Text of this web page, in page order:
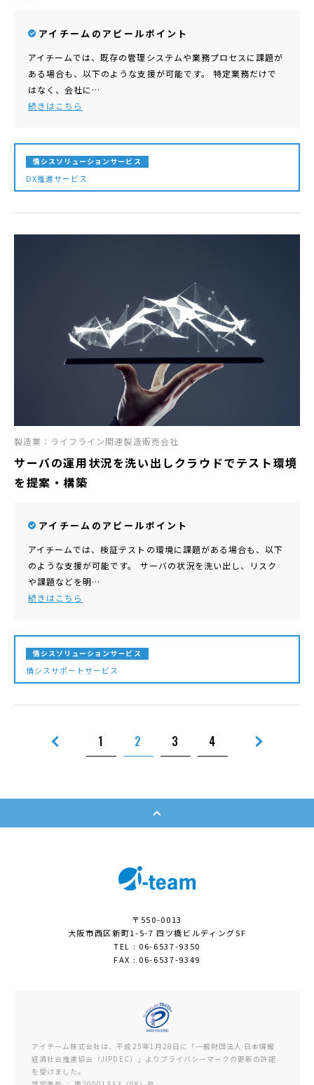
アイチームのアピールポイント
アイチームでは、既存の管理システムや業務プロセスに課題が
ある場合も、以下のような支援が可能です。 特定業務だけで
はなく、会社に…
続きはこちら
情シスソリューションサービス
DX推進サービス
製造業：ライフライン関連製造販売会社
サーバの運用状況を洗い出しクラウドでテスト環境
を提案・構築
アイチームのアピールポイント
アイチームでは、検証テストの環境に課題がある場合も、以下
のような支援が可能です。 サーバの状況を洗い出し、リスク
や課題などを明…
続きはこちら
情シスソリューションサービス
情シスサポートサービス
1 2 3 4
〒550-0013
大阪市西区新町1-5-7 四ツ橋ビルディング5F
TEL : 06-6537-9350
FAX : 06-6537-9349
アイチーム株式会社は、平成25年1月28日に「一般財団法人 日本情報
経済社会推進協会（JIPDEC）」よりプライバシーマークの更新の許諾
を受けました。